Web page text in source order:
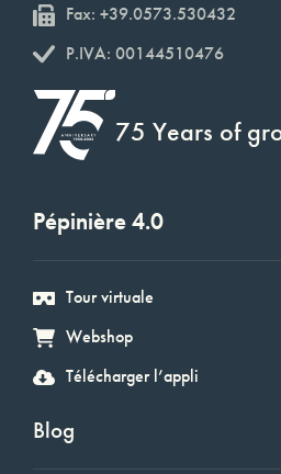
Fax: +39.0573.530432
P.IVA: 00144510476
75 Years of
Pépinière 4.0
Tour virtuale
Webshop
Télécharger l’appli
Blog